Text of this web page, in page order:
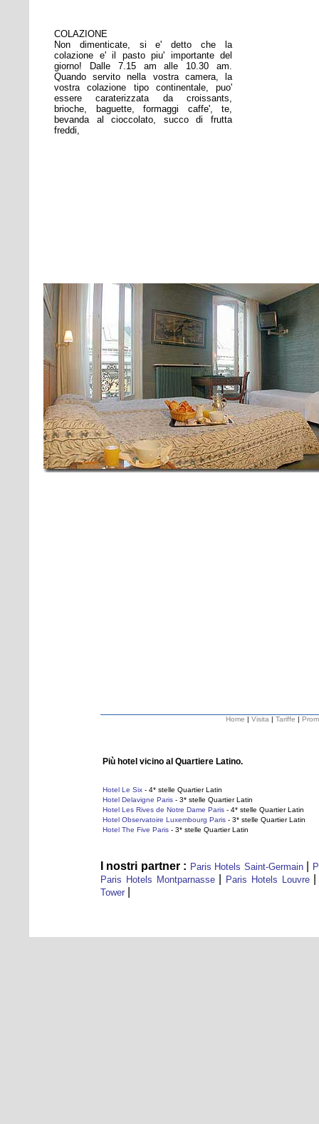
COLAZIONE
Non dimenticate, si e' detto che la
colazione e' il pasto piu' importante del
giorno! Dalle 7.15 am alle 10.30 am.
Quando servito nella vostra camera, la
vostra colazione tipo continentale, puo'
essere caraterizzata da croissants,
brioche, baguette, formaggi caffe', te,
bevanda al cioccolato, succo di frutta
freddi,
Home | Visita | Tariffe |
Più hotel vicino al Quartiere Latino.
Hotel Le Six - 4* stelle Quartier Latin
Hotel Delavigne Paris - 3* stelle Quartier Latin
Hotel Les Rives de Notre Dame Paris - 4* stelle Quartier Latin
Hotel Observatoire Luxembourg Paris - 3* stelle Quartier Latin
Hotel The Five Paris - 3* stelle Quartier Latin
I nostri partner : Paris Hotels Saint-Germain|
Paris Hotels Montparnasse| Paris Hotels Louvre
Tower